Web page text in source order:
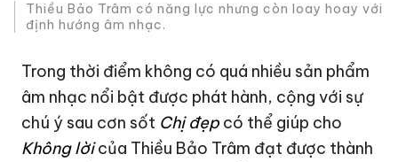
Thiều Bảo Trâm có năng lực nhưng còn loay hoay với
định hướng âm nhạc.
Trong thời điểm không có quá nhiều sản phẩm
âm nhạc nổi bật được phát hành, cộng với sự
chú ý sau cơn sốt Chị đẹp có thể giúp cho
Không lờicủa Thiều Bảo Trâm đạt được thành